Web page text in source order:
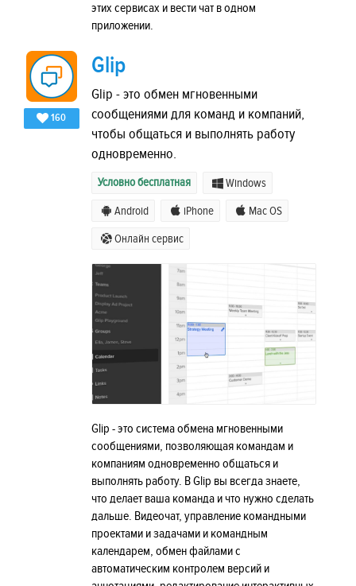
этих сервисах и вести чат в одном
приложении.
160
Glip
Glip - это обмен мгновенными
сообщениями для команд и компаний,
чтобы общаться и выполнять работу
одновременно.
Условно бесплатная Windows
Android iPhone Mac OS
Онлайн сервис
Glip - это система обмена мгновенными
сообщениями, позволяющая командам и
компаниям одновременно общаться и
выполнять работу. В Glip вы всегда знаете,
что делает ваша команда и что нужно сделать
дальше. Видеочат, управление командными
проектами и задачами и командным
календарем, обмен файлами с
автоматическим контролем версий и